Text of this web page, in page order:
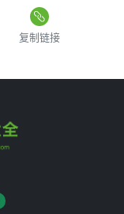
复制链接